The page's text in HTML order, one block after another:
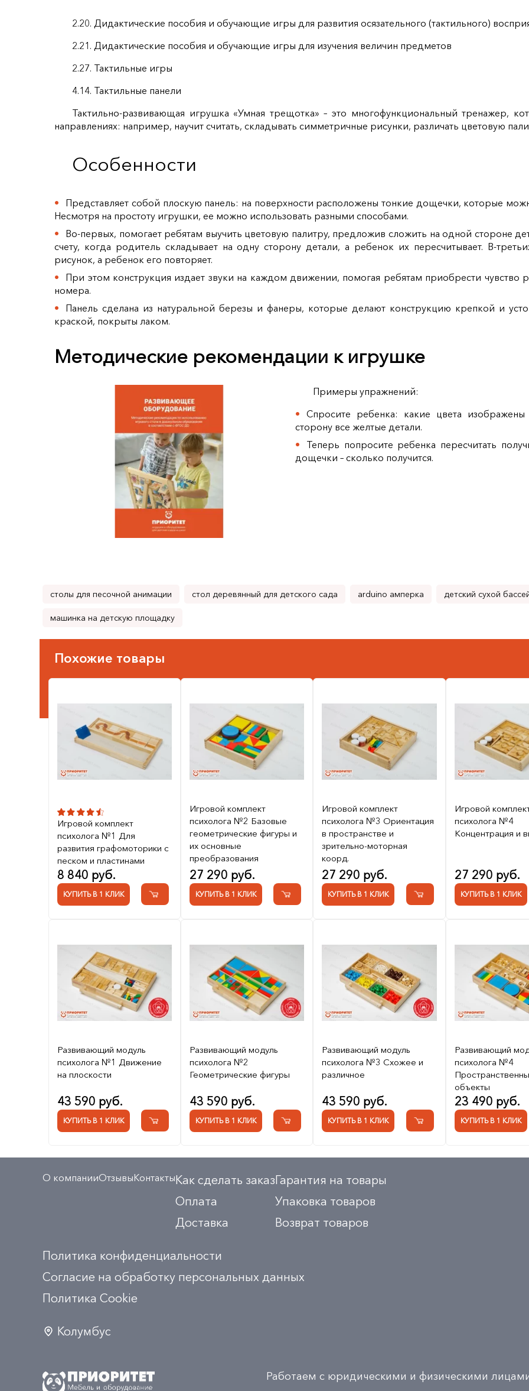
2.20. Дидактические пособия и обучающие игры для развития осязательного (тактильного)
2.21. Дидактические пособия и обучающие игры для изучения величин предметов
2.27. Тактильные игры
4.14. Тактильные панели
Тактильно-развивающая игрушка «Умная трещотка» – это многофункциональный тренажер,
направлениях: например, научит считать, складывать симметричные рисунки, различать цветовую
Особенности
Представляет собой плоскую панель: на поверхности расположены тонкие дощечки, которые
Несмотря на простоту игрушки, ее можно использовать разными способами.
Во-первых, помогает ребятам выучить цветовую палитру, предложив сложить на одной стороне
счету, когда родитель складывает на одну сторону детали, а ребенок их пересчитывает. В-
рисунок, а ребенок его повторяет.
При этом конструкция издает звуки на каждом движении, помогая ребятам приобрести
номера.
Панель сделана из натуральной березы и фанеры, которые делают конструкцию крепкой и
краской, покрыты лаком.
Методические рекомендации к игрушке
Примеры упражнений:
Спросите ребенка: какие цвета
сторону все желтые детали.
Теперь попросите ребенка пересчитать
дощечки – сколько получится.
столы для песочной анимации стол деревянный для детского сада arduino амперка детский сухой
машинка на детскую площадку
Похожие товары
Игровой комплект
психолога №1 Для
развития графомоторики с
песком и пластинами
8 840 руб.
КУПИТЬ В 1 КЛИК
Игровой комплект
психолога №2 Базовые
геометрические фигуры и
их основные
преобразования
27 290 руб.
КУПИТЬ В 1 КЛИК
Игровой комплект
психолога №3 Ориентация
в пространстве и
зрительно-моторная
коорд.
27 290 руб.
КУПИТЬ В 1 КЛИК
Игровой
психолога №4
Концентрация и
27 290 руб.
КУПИТЬ В 1 КЛИК
Развивающий модуль
психолога №1 Движение
на плоскости
43 590 руб.
КУПИТЬ В 1 КЛИК
Развивающий модуль
психолога №2
Геометрические фигуры
43 590 руб.
КУПИТЬ В 1 КЛИК
Развивающий модуль
психолога №3 Схожее и
различное
43 590 руб.
КУПИТЬ В 1 КЛИК
Развивающий
психолога №4
объекты
23 490 руб.
КУПИТЬ В 1 КЛИК
О компанииОтзывыКонтактыКак сделать заказ
Оплата
Доставка
Гарантия на товары
Упаковка товаров
Возврат товаров
Политика конфиденциальности
Согласие на обработку персональных данных
Политика Сookie
Колумбус
Работаем с юридическими и физическими